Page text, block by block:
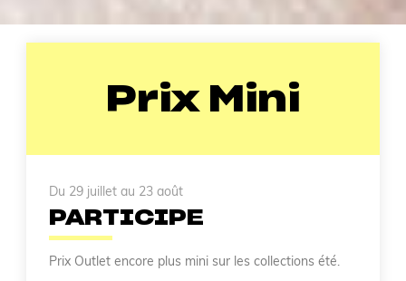
Prix Mini
Du 29 juillet au 23 août
PARTICIPE
Prix Outlet encore plus mini sur les collections été.